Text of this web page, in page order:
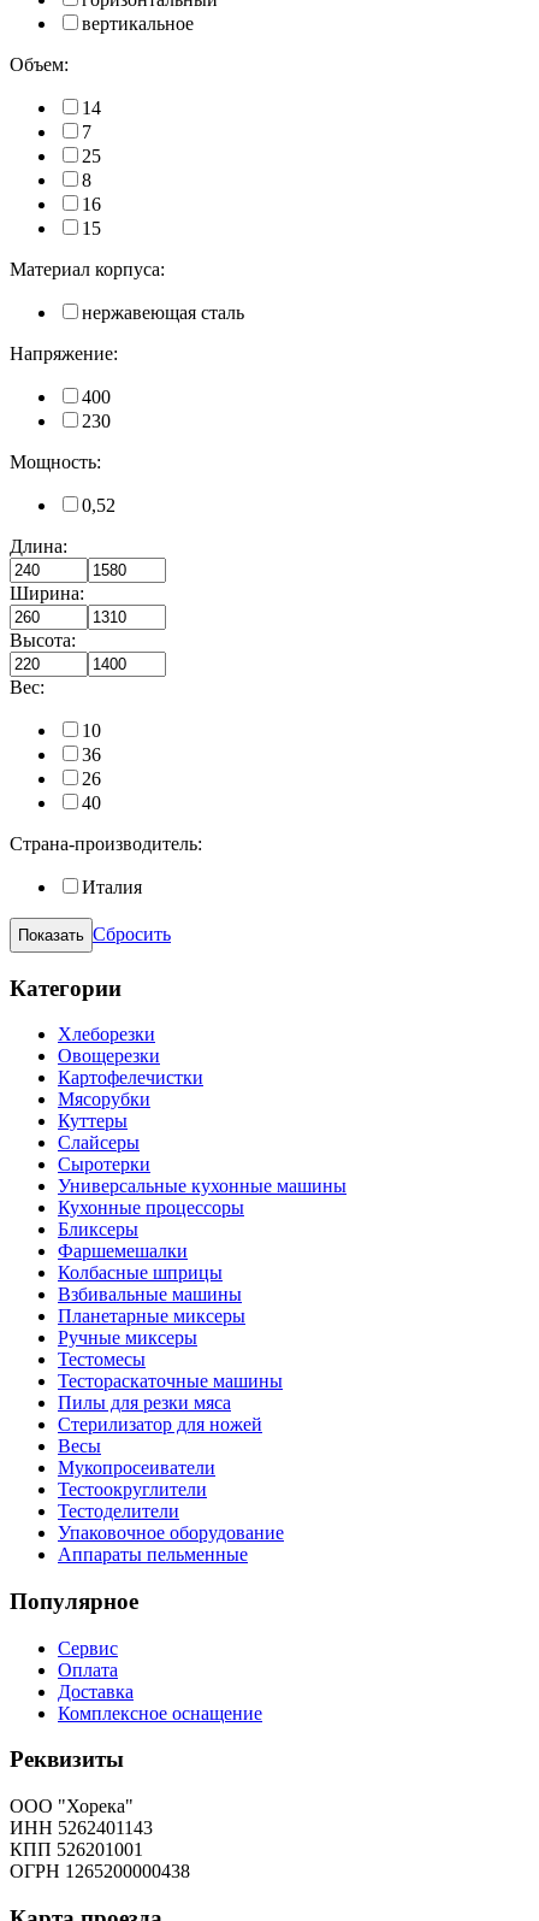
вертикальное
Объем:
14
7
25
8
16
15
Материал корпуса:
нержавеющая сталь
Напряжение:
400
230
Мощность:
0,52
Длина:
Ширина:
Высота:
Вес:
10
36
26
40
Страна-производитель:
Италия
Сбросить
Категории
Хлеборезки
Овощерезки
Картофелечистки
Мясорубки
Куттеры
Слайсеры
Сыротерки
Универсальные кухонные машины
Кухонные процессоры
Бликсеры
Фаршемешалки
Колбасные шприцы
Взбивальные машины
Планетарные миксеры
Ручные миксеры
Тестомесы
Тестораскаточные машины
Пилы для резки мяса
Стерилизатор для ножей
Весы
Мукопросеиватели
Тестоокруглители
Тестоделители
Упаковочное оборудование
Аппараты пельменные
Популярное
Сервис
Оплата
Доставка
Комплексное оснащение
Реквизиты
ООО "Хорека"
ИНН 5262401143
КПП 526201001
ОГРН 1265200000438